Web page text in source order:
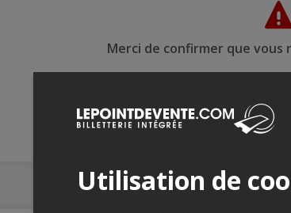
Merci de confirmer que vous
Utilisation de